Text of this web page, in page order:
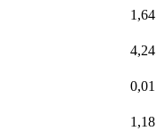
1,64
4,24
0,01
1,18